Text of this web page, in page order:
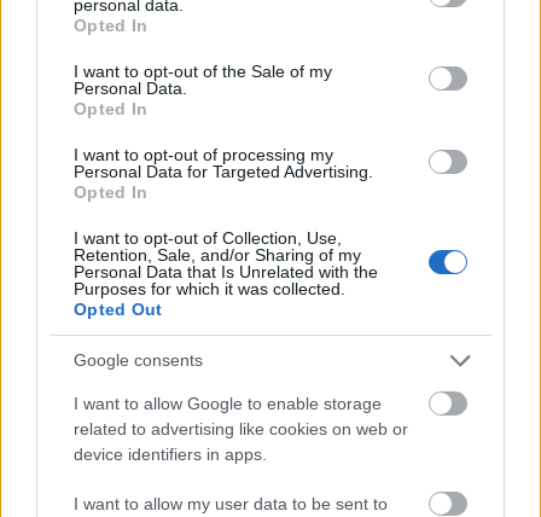
grant or deny consent to Google and its third-party tags to
use your data for below specified purposes in below Google
consent section.
personal data.
Opted In
I want to opt-out of the Sale of my
Personal Data.
Opted In
I want to opt-out of processing my
Personal Data for Targeted Advertising.
Opted In
I want to opt-out of Collection, Use,
Retention, Sale, and/or Sharing of my
Personal Data that Is Unrelated with the
Purposes for which it was collected.
Opted Out
Google consents
I want to allow Google to enable storage
related to advertising like cookies on web or
device identifiers in apps.
I want to allow my user data to be sent to
örökségi listájára kerülése elősegítheti azt, hogy
nemzetközi kulturális úttá váljon. Szűz Máriát
hazánkat oltalmába ajánlotta. Azóta utak,
templomok, települések viselik Jézus anyjának nevét.